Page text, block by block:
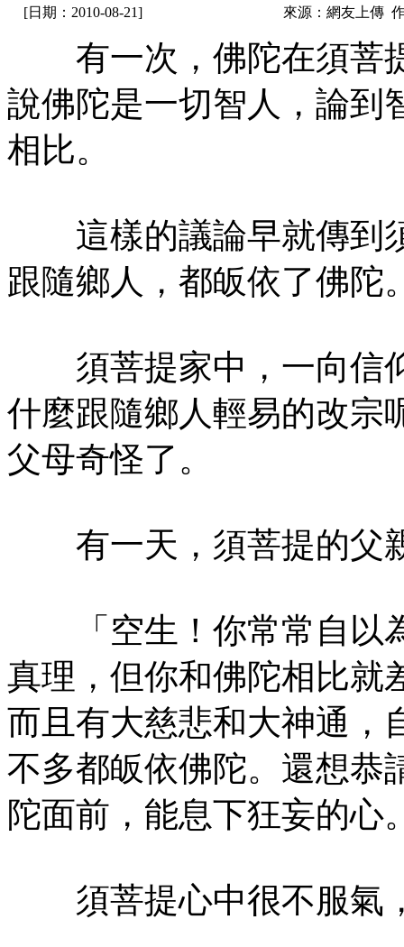
[日期：2010-08-21] 來源：網友上傳
有一次，佛陀在須菩
說佛陀是一切智人，論到
相比。
這樣的議論早就傳到
跟隨鄉人，都皈依了佛陀
須菩提家中，一向信
什麼跟隨鄉人輕易的改宗
父母奇怪了。
有一天，須菩提的父
「空生！你常常自以
真理，但你和佛陀相比就
而且有大慈悲和大神通，
不多都皈依佛陀。還想恭
陀面前，能息下狂妄的心
須菩提心中很不服氣